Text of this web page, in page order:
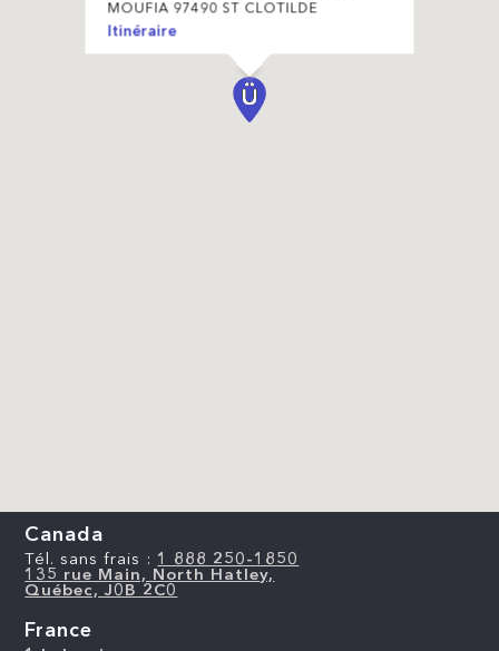
MOUFIA 97490 ST CLOTILDE
Itinéraire
Canada
Tél. sans frais : 1 888 250-1850
135 rue Main, North Hatley,
Québec, J0B 2C0
France